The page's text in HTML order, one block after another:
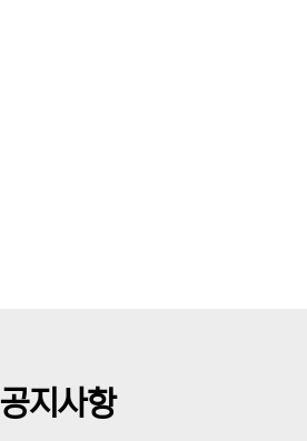
공지사항